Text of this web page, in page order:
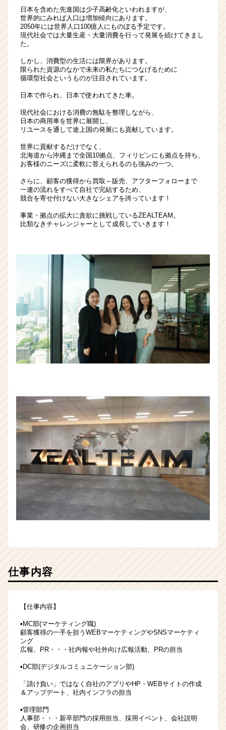
サ
イ
ト
チ
キ
ャ
リ
（CheerCareer）
日本を含めた先進国は少子高齢化といわれますが、
世界的にみれば人口は増加傾向にあります。
2050年には世界人口100億人にものぼる予定です。
現代社会では大量生産・大量消費を行って発展を続けてきまし
た。
しかし、消費型の生活には限界があります。
限られた資源のなかで未来の私たちにつなげるために
循環型社会というものが注目されています。
日本で作られ、日本で使われてきた車。
現代社会における消費の無駄を整理しながら、
日本の商用車を世界に展開し、
リユースを通して途上国の発展にも貢献しています。
世界に貢献するだけでなく、
北海道から沖縄まで全国10拠点、フィリピンにも拠点を持ち、
お客様のニーズに柔軟に答えられるのも強みの一つ。
さらに、顧客の獲得から買取～販売、アフターフォローまで
一連の流れをすべて自社で完結するため、
競合を寄せ付けない大きなシェアを誇っています！
事業・拠点の拡大に貪欲に挑戦しているZEALTEAM。
比類なきチャレンジャーとして成長していきます！
仕事内容
【仕事内容】
▪MC部(マーケティング職)
顧客獲得の一手を担うWEBマーケティングやSNSマーケティ
ング
広報、PR・・・社内報や社外向け広報活動、PRの担当
▪DC部(デジタルコミュニケーション部)
「請け負い」ではなく自社のアプリやHP・WEBサイトの作成
＆アップデート、社内インフラの担当
▪管理部門
人事部・・・新卒部門の採用担当、採用イベント、会社説明
会、研修の企画担当